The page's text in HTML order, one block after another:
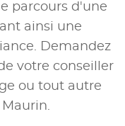
parcours d'une
ainsi une
Demandez
votre conseiller
ou tout autre